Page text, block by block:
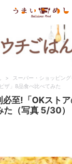
> スーパー・ショッピン
ザ」8品食べ比べてみた
至!「OKストア
（写真 5/30）